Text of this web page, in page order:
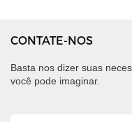
CONTATE-NOS
Basta nos dizer suas
você pode imaginar.